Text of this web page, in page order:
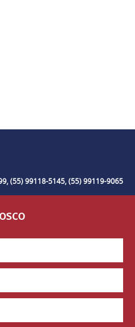
(55) 99118-5145, (55) 99119-9065